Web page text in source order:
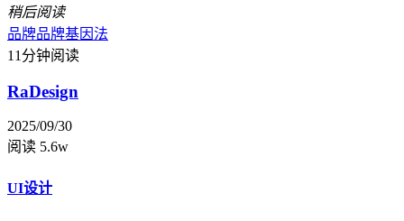
稍后阅读
品牌品牌基因法
11分钟阅读
RaDesign
2025/09/30
阅读 5.6w
UI设计